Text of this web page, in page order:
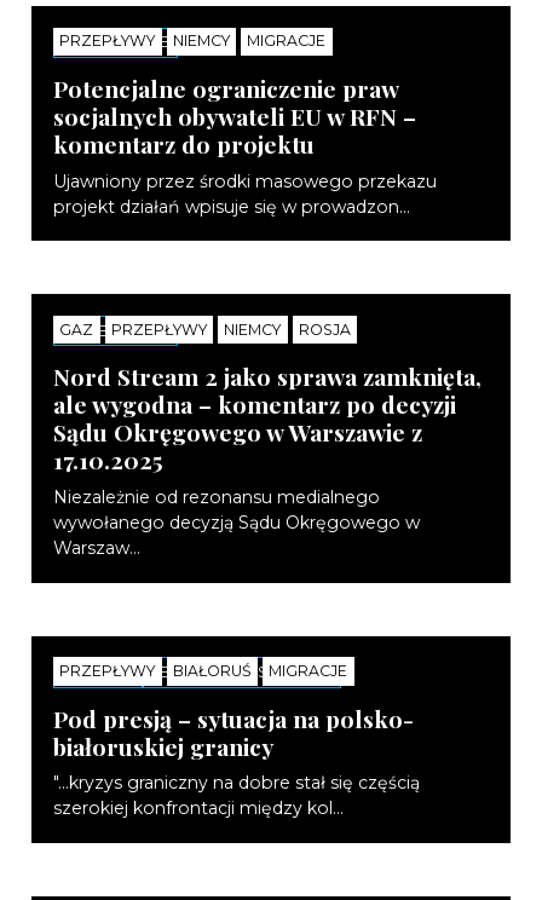
PRZEPŁYWY NIEMCY MIGRACJE
KOMENTARZE
Potencjalne ograniczenie praw
socjalnych obywateli EU w RFN –
komentarz do projektu
Ujawniony przez środki masowego przekazu
projekt działań wpisuje się w prowadzon...
GAZ PRZEPŁYWY NIEMCY ROSJA
KOMENTARZE
Nord Stream 2 jako sprawa zamknięta,
ale wygodna – komentarz po decyzji
Sądu Okręgowego w Warszawie z
17.10.2025
Niezależnie od rezonansu medialnego
wywołanego decyzją Sądu Okręgowego w
Warszaw...
PRZEPŁYWY BIAŁORUŚ MIGRACJE
RAPORTY SEMINARIA EKSPERCKIE
Pod presją – sytuacja na polsko-
białoruskiej granicy
"...kryzys graniczny na dobre stał się częścią
szerokiej konfrontacji między kol...